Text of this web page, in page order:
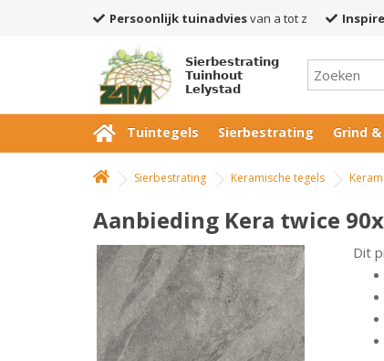
Persoonlijk tuinadviesvan a tot z
Sierbestrating
Tuinhout
Lelystad
Tuintegels Sierbestrating Grind
Sierbestrating Keramische tegels
Aanbieding Kera twice
Dit